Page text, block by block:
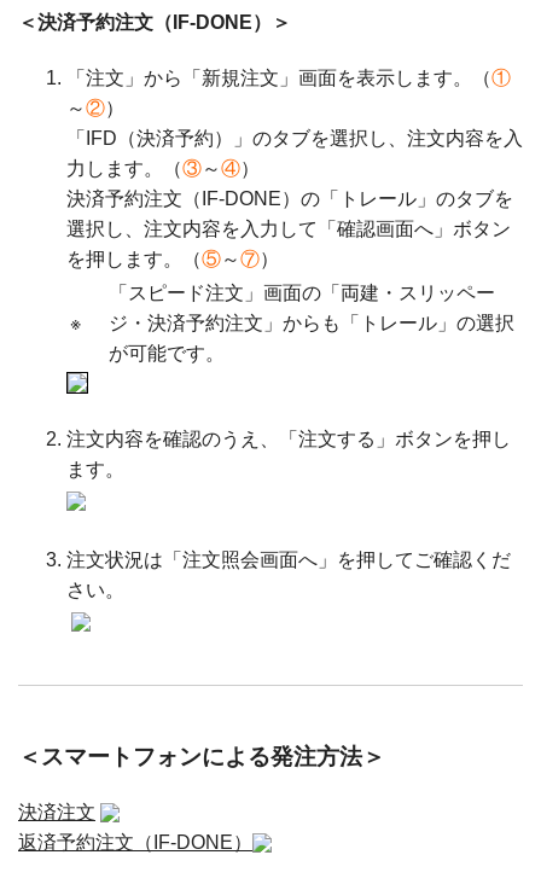
＜決済予約注文（IF-DONE）＞
「注文」から「新規注文」画面を表示します。（①
～②）
「IFD（決済予約）」のタブを選択し、注文内容を入
力します。（③～④）
決済予約注文（IF-DONE）の「トレール」のタブを
選択し、注文内容を入力して「確認画面へ」ボタン
を押します。（⑤～⑦）
※
「スピード注文」画面の「両建・スリッペー
ジ・決済予約注文」からも「トレール」の選択
が可能です。
注文内容を確認のうえ、「注文する」ボタンを押し
ます。
注文状況は「注文照会画面へ」を押してご確認くだ
さい。
＜スマートフォンによる発注方法＞
決済注文
返済予約注文（IF-DONE）